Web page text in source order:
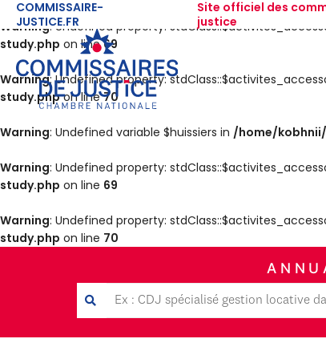
COMMISSAIRE-
JUSTICE.FR
Site officiel des
justice
Warning: Undefined property:
study.php on line69
Warning: Undefined property:
study.phpon line70
Warning: Undefined variable $huissiers in /home/
Warning: Undefined property:
study.php on line 69
Warning: Undefined property:
study.php on line 70